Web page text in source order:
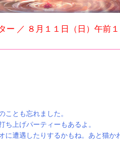
ー ／ ８月１１日（日）午前１
とも忘れました。
上げパーティーもあるよ。
遭遇したりするかもね。あと猫か